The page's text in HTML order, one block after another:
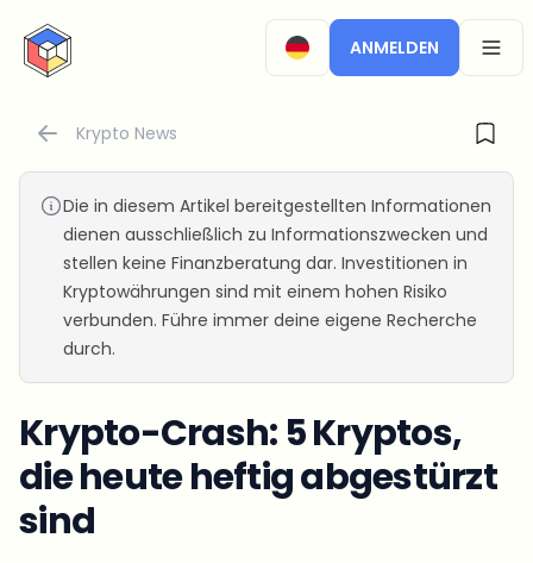
CryptoTicker
ANMELDEN
Krypto News
Die in diesem Artikel bereitgestellten Informationen
dienen ausschließlich zu Informationszwecken und
stellen keine Finanzberatung dar. Investitionen in
Kryptowährungen sind mit einem hohen Risiko
verbunden. Führe immer deine eigene Recherche
durch.
Krypto-Crash: 5 Kryptos,
die heute heftig abgestürzt
sind